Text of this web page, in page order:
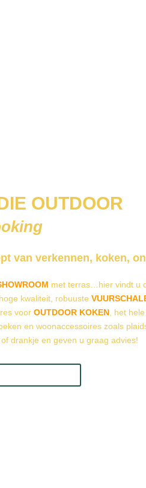
OUTDOOR
van verkennen, koken,
met terras…hier vindt u
kwaliteit, robuuste
voorOUTDOOR KOKEN , het
en woonaccessoires zoals
drankje en geven u graag advies!